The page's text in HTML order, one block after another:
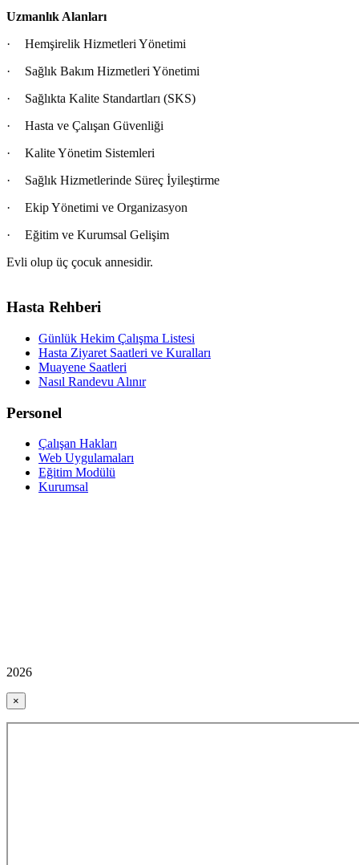
Uzmanlık Alanları
·
Hemşirelik Hizmetleri Yönetimi
·
Sağlık Bakım Hizmetleri Yönetimi
·
Sağlıkta Kalite Standartları (SKS)
·
Hasta ve Çalışan Güvenliği
·
Kalite Yönetim Sistemleri
·
Sağlık Hizmetlerinde Süreç İyileştirme
·
Ekip Yönetimi ve Organizasyon
·
Eğitim ve Kurumsal Gelişim
Evli olup üç çocuk annesidir.
Hasta Rehberi
Günlük Hekim Çalışma Listesi
Hasta Ziyaret Saatleri ve Kuralları
Muayene Saatleri
Nasıl Randevu Alınır
Personel
Çalışan Hakları
Web Uygulamaları
Eğitim Modülü
Kurumsal
2026
×